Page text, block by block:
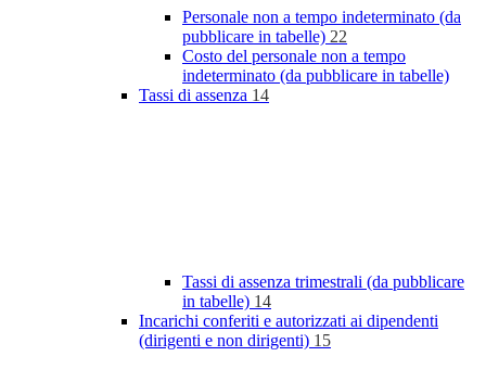
Personale non a tempo indeterminato (da
pubblicare in tabelle) 22
Costo del personale non a tempo
indeterminato (da pubblicare in tabelle)
Tassi di assenza 14
Tassi di assenza trimestrali (da pubblicare
in tabelle) 14
Incarichi conferiti e autorizzati ai dipendenti
(dirigenti e non dirigenti) 15